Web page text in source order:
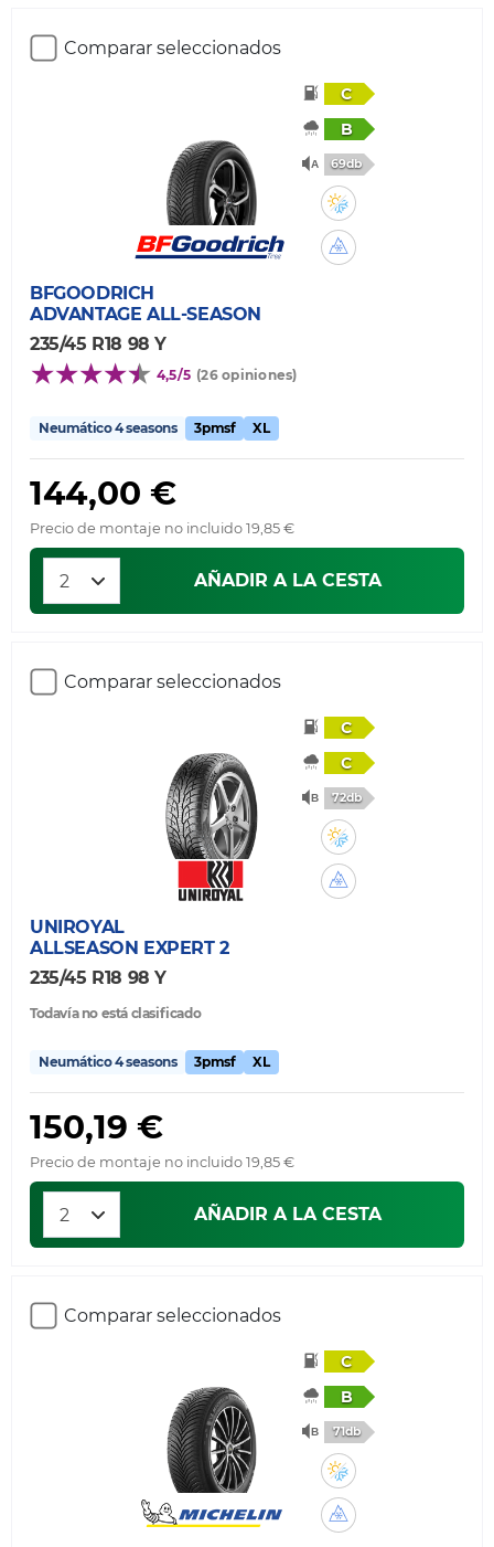
Comparar seleccionados
C
B
69db
BFGOODRICH
ADVANTAGE ALL-SEASON
235/45 R18 98 Y
4,5/5 (26 opiniones)
Neumático 4 seasons 3pmsf XL
144,00 €
Precio de montaje no incluido 19,85 €
AÑADIR A LA CESTA
Comparar seleccionados
C
C
72db
UNIROYAL
ALLSEASON EXPERT 2
235/45 R18 98 Y
Todavía no está clasificado
Neumático 4 seasons 3pmsf XL
150,19 €
Precio de montaje no incluido 19,85 €
AÑADIR A LA CESTA
Comparar seleccionados
C
B
71db